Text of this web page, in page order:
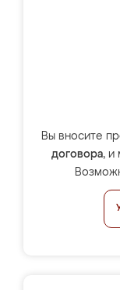
Вы вносите
договора, и